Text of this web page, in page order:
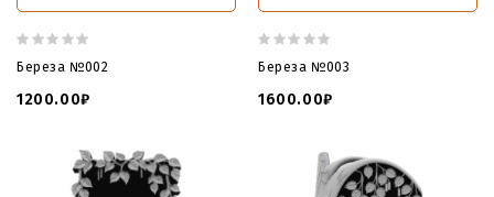
Береза №002
1200.00₽
Береза №003
1600.00₽